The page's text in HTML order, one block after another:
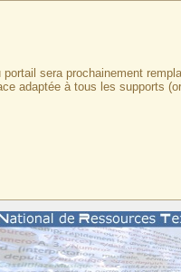
sera prochainement
adaptée à tous les supports